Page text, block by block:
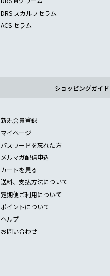
DRS スカルプセラム
ACS セラム
ショッピングガイド
新規会員登録
マイページ
パスワードを忘れた方
メルマガ配信申込
カートを見る
送料、支払方法について
定期便ご利用について
ポイントについて
ヘルプ
お問い合わせ